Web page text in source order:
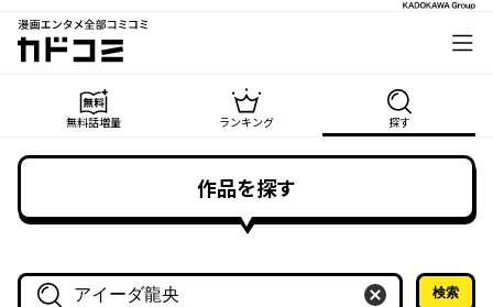
漫画エンタメ全部コミコミ
カドコミ
無料話増量 ランキング 探す
作品を探す
検索